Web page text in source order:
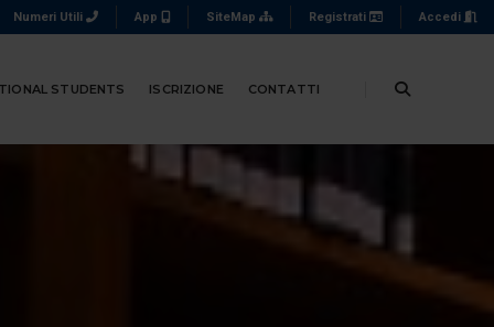
Numeri Utili App SiteMap Registrati Accedi
STUDENTS ISCRIZIONE CONTATTI